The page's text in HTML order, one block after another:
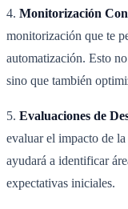
4. Monitorización
monitorización que te
automatización. Esto
sino que también
5. Evaluaciones de
evaluar el impacto de
ayudará a identificar
expectativas iniciales.